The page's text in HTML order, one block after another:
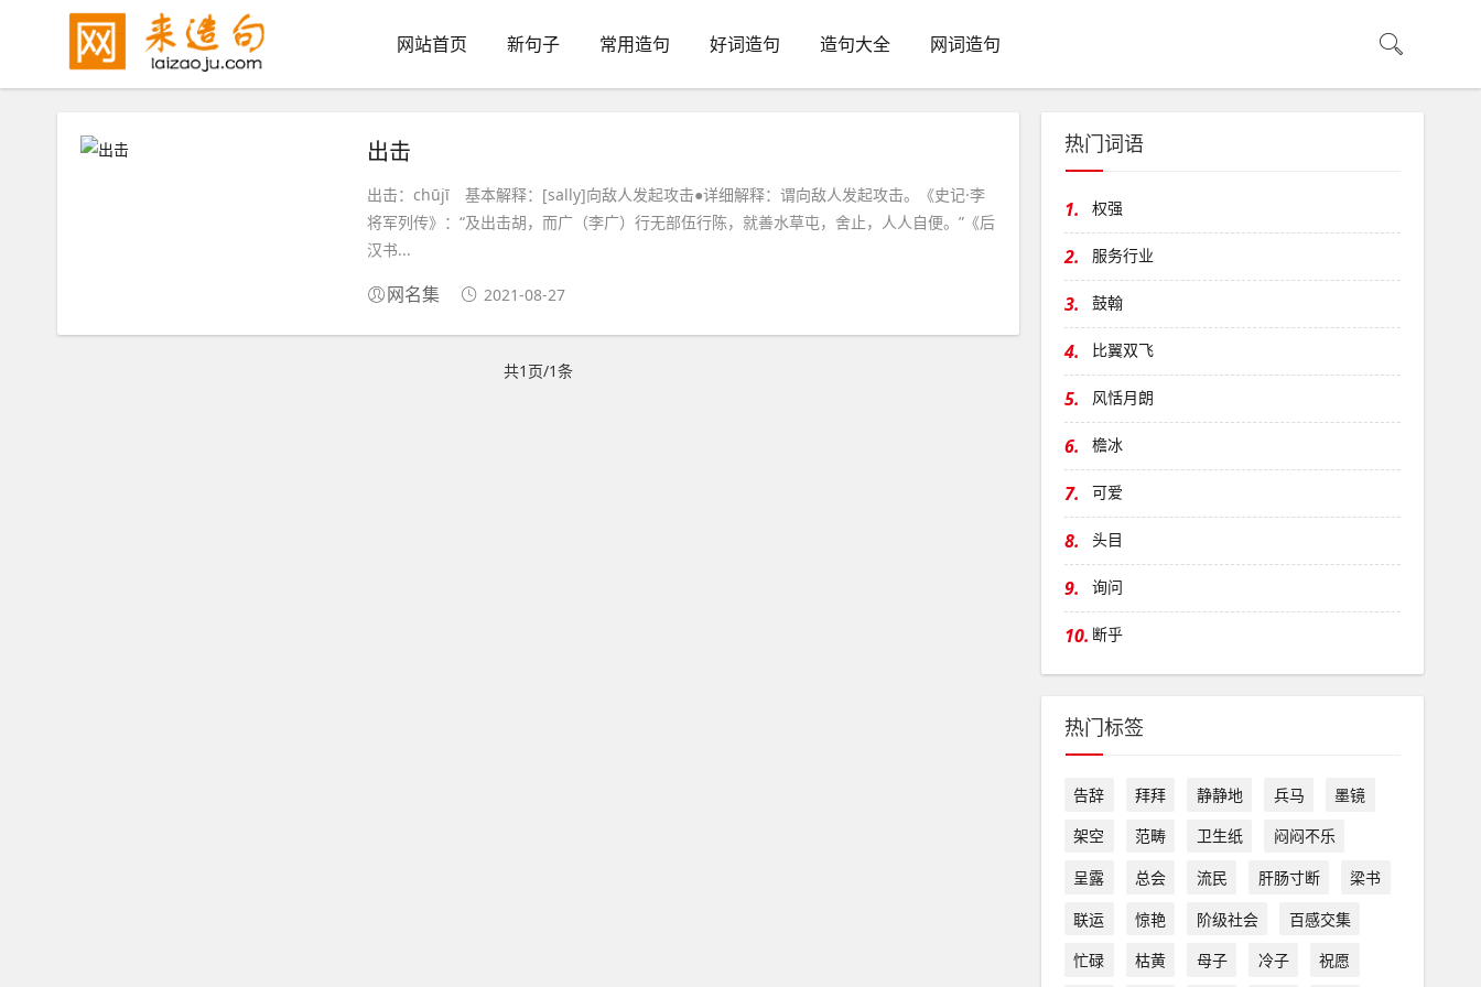
网站首页 新句子 常用造句 好词造句 造句大全 网词造句
出击
出击：chūjī 基本解释：[sally]向敌人发起攻击●详细解释：谓向敌人发起攻击。《史记·李
将军列传》：“及出击胡，而广（李广）行无部伍行陈，就善水草屯，舍止，人人自便。”《后
汉书...
网名集 2021-08-27
共1页/1条
热门词语
1. 权强
2. 服务行业
3. 鼓翰
4. 比翼双飞
5. 风恬月朗
6. 檐冰
7. 可爱
8. 头目
9. 询问
10. 断乎
热门标签
告辞 拜拜 静静地 兵马
墨镜
架空
范畴 卫生纸
闷闷不乐
呈露
总会 流民 肝肠寸断
梁书
联运
惊艳 阶级社会
百感交集
忙碌
枯黄 母子 冷子 祝愿